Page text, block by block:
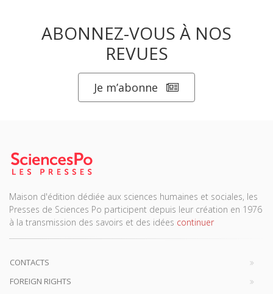
ABONNEZ-VOUS À NOS
REVUES
Je m’abonne
Maison d'édition dédiée aux sciences humaines et sociales, les
Presses de Sciences Po participent depuis leur création en 1976
à la transmission des savoirs et des idées continuer
CONTACTS
FOREIGN RIGHTS